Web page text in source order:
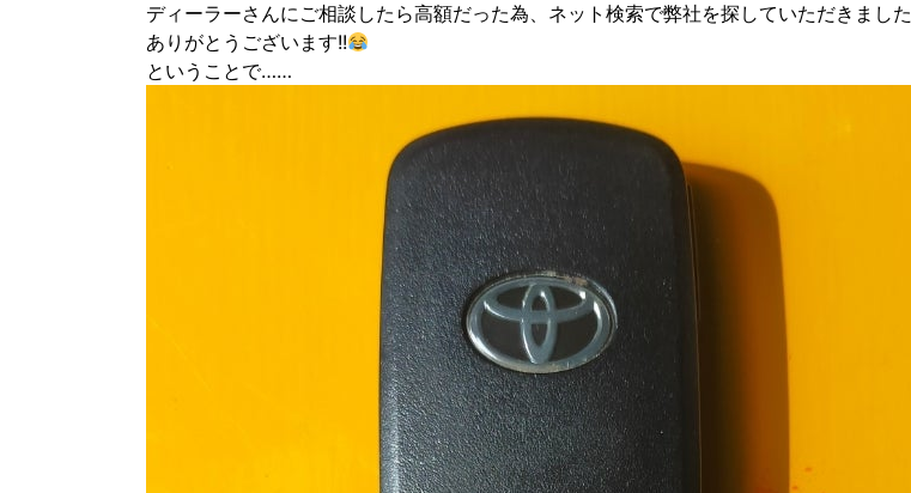
ディーラーさんにご相談したら高額だった為、ネット検索で弊社を探していただきました
ありがとうございます!!
ということで……